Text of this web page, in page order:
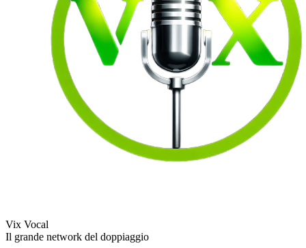
Vix Vocal
Il grande network del doppiaggio